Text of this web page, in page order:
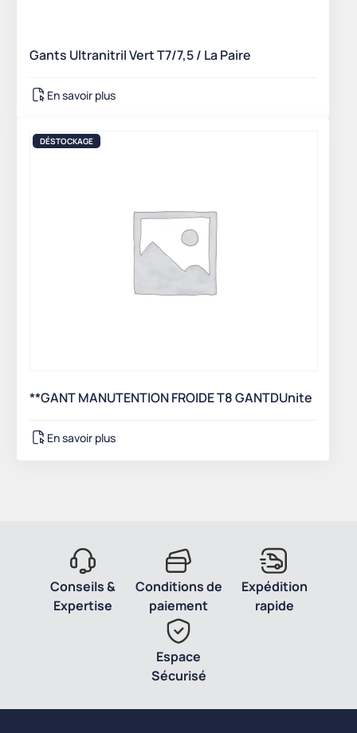
Gants Ultranitril Vert T7/7,5 / La Paire
En savoir plus
DÉSTOCKAGE
**GANT MANUTENTION FROIDE T8 GANTDUnite
En savoir plus
Conseils &
Expertise
Conditions de
paiement
Expédition
rapide
Espace
Sécurisé